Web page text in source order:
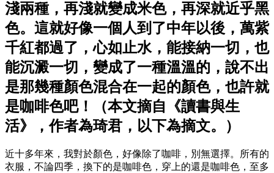
淺兩種，再淺就變成米色，再深就近乎黑
色。這就好像一個人到了中年以後，萬紫
千紅都過了，心如止水，能接納一切，也
能沉澱一切，變成了一種溫溫的，說不出
是那幾種顏色混合在一起的顏色，也許就
是咖啡色吧！（本文摘自《讀書與生
活》，作者為琦君，以下為摘文。）
近十多年來，我對於顏色，好像除了咖啡，別無選擇。所有的
衣服，不論四季，換下的是咖啡色，穿上的還是咖啡色，至多